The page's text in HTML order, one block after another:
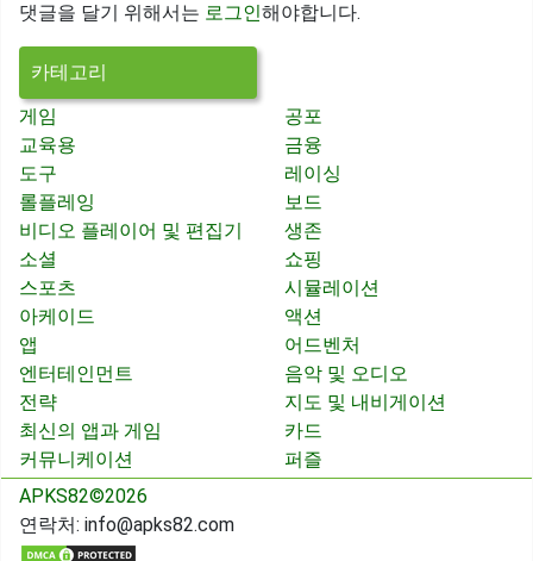
댓글을 달기 위해서는 로그인해야합니다.
카테고리
게임
공포
교육용
금융
도구
레이싱
롤플레잉
보드
비디오 플레이어 및 편집기
생존
소셜
쇼핑
스포츠
시뮬레이션
아케이드
액션
앱
어드벤처
엔터테인먼트
음악 및 오디오
전략
지도 및 내비게이션
최신의 앱과 게임
카드
커뮤니케이션
퍼즐
APKS82©2026
연락처: info@apks82.com